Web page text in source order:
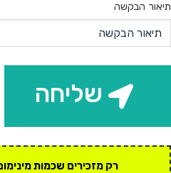
תיאור הבקשה
שליחה
רק מזכירים שכמות מינימום